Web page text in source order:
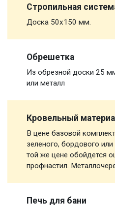
Стропильная
Доска 50х150 мм.
Обрешетка
Из обрезной доски 25
или металл
Кровельный
В цене базовой
зеленого, бордового
той же цене обойдется
профнастил.
Печь для бани